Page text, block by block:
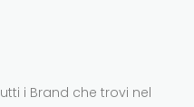
i Brand che trovi nel